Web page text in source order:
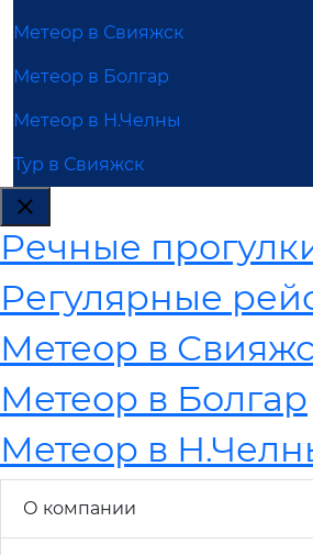
Метеор в Свияжск
Метеор в Болгар
Метеор в Н.Челны
Тур в Свияжск
Речные
Регулярные
Метеор в
Метеор в Болгар
Метеор в
О компании